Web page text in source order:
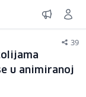
39
u animiranoj